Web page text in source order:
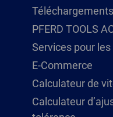
Téléchargements
PFERD TOOLS
Services pour
E-Commerce
Calculateur de
Calculateur